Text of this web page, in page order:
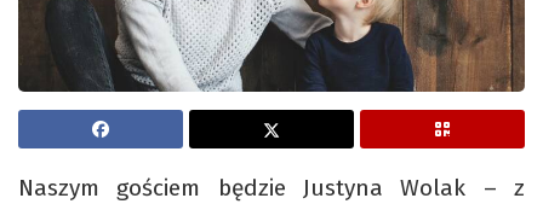
Naszym gościem będzie Justyna Wolak – z